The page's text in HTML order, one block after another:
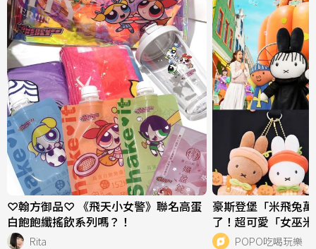
♡翰方御品♡ 《飛天小女警》聯名高蛋
白飽飽纖搖飲系列嗎？！
Rita
豪斯登堡「米飛兔
了！超可愛「女巫
蘭妮吊飾」必衝亮
POPO吃喝玩樂